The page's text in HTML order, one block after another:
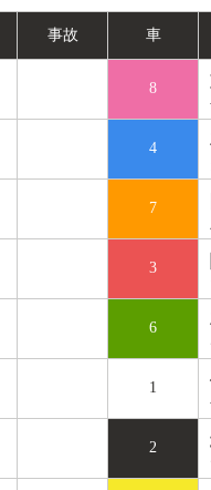
事故 車
8
4
7
3
6
1
2